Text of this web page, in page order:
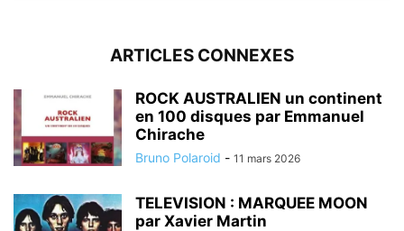
ARTICLES CONNEXES
ROCK AUSTRALIEN un continent
en 100 disques par Emmanuel
Chirache
Bruno Polaroid - 11 mars 2026
TELEVISION : MARQUEE MOON
par Xavier Martin